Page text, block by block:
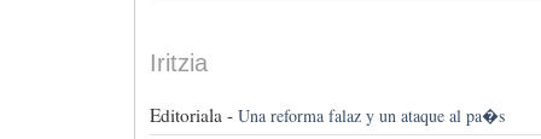
Iritzia
Editoriala - Una reforma falaz y un ataque al pa�s